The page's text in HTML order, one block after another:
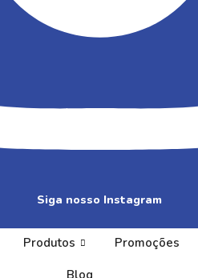
Siga nosso Instagram
Produtos Promoções